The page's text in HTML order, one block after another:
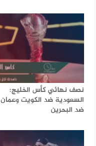
نصف نهائي كأس الخليج:
السعودية ضد الكويت وعمان
ضد البحرين